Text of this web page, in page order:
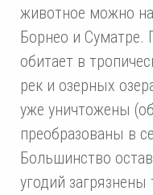
животное можно
Борнео и Суматре.
обитает в
рек и озерных
уже уничтожены
преобразованы в
Большинство
угодий